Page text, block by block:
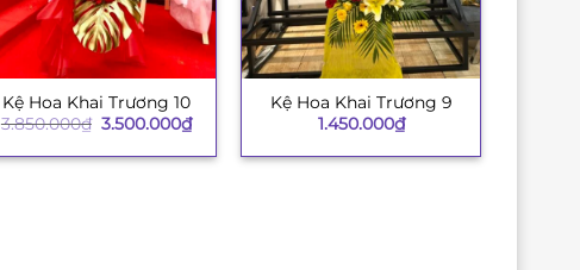
+
Kệ Hoa Khai Trương 10
3.850.000₫ Giá
là:
3.500.000₫Giá
hiện
tại
+
Kệ Hoa Khai Trương 9
1.450.000₫